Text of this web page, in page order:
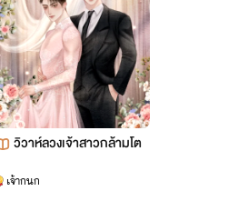
วิวาห์ลวงเจ้าสาวกล้ามโต
เจ้ากนก